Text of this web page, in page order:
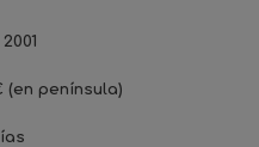
(en península)